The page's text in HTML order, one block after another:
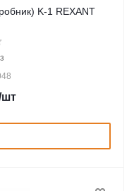
K-1 REXANT